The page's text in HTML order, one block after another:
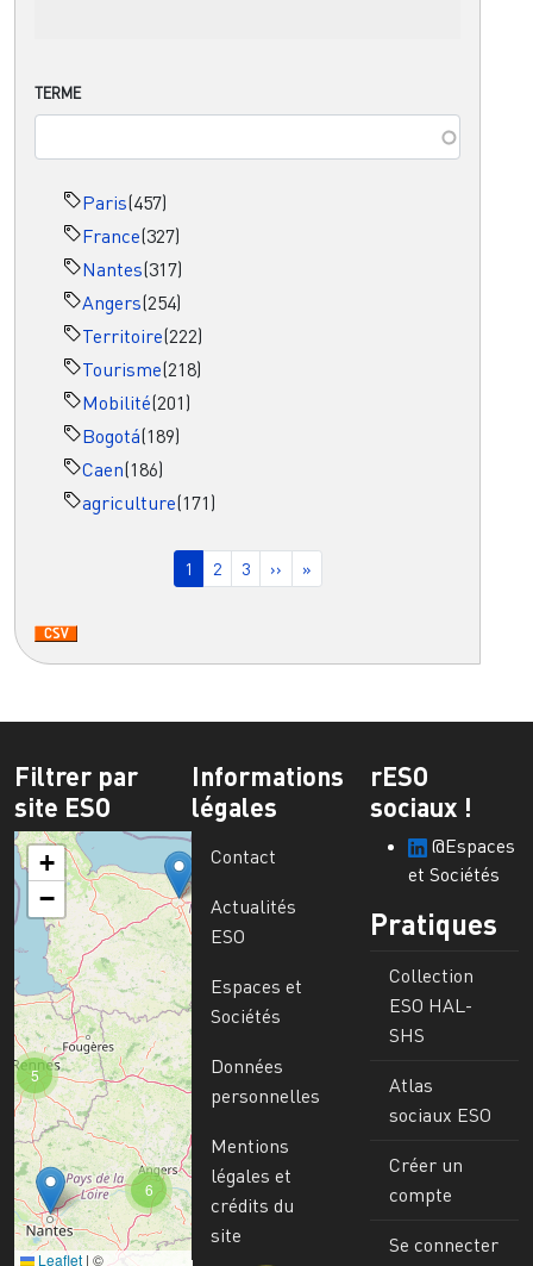
TERME
Paris(457)
France(327)
Nantes(317)
Angers(254)
Territoire(222)
Tourisme(218)
Mobilité(201)
Bogotá(189)
Caen(186)
agriculture(171)
Page courante
1 Page
2 Page
3 Page suivante
›› Dernière page
»
Filtrer par
site ESO
6
5
+
−
Leaflet | ©
Informations
légales
Contact
Actualités
ESO
Espaces et
Sociétés
Données
personnelles
Mentions
légales et
crédits du
site
rESO
sociaux !
@Espaces
et Sociétés
Pratiques
Collection
ESO HAL-
SHS
Atlas
sociaux ESO
Créer un
compte
Se connecter